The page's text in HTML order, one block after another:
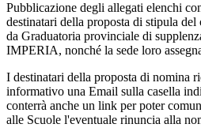
Pubblicazione degli allegati elenchi
destinatari della proposta di stipula
da Graduatoria provinciale di
IMPERIA, nonché la sede loro
I destinatari della proposta di nomina
informativo una Email sulla casella
conterrà anche un link per poter
alle Scuole l'eventuale rinuncia alla